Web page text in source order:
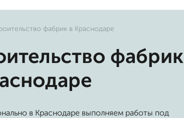
фабрик в Краснодаре
фабрик
в Краснодаре выполняем работы под